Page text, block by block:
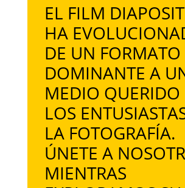
EL FILM
HA
DE UN FORMATO
DOMINANTE A
MEDIO QUERIDO
LOS
LA FOTOGRAFÍA.
ÚNETE A
MIENTRAS